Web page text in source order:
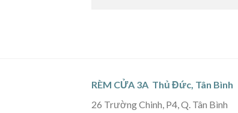
RÈM CỬA 3A Thủ Đức, Tân Bình
26 Trường Chinh, P4, Q. Tân Bình